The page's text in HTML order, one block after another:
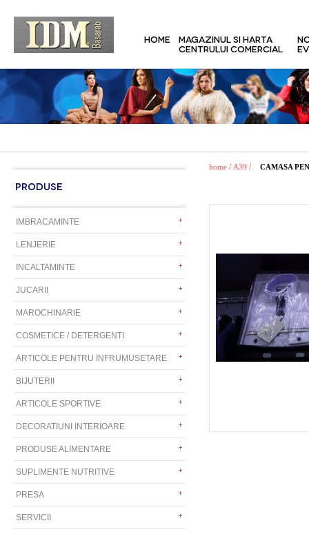
HOME
MAGAZINUL SI HARTA
CENTRULUI COMERCIAL
PRODUSE
IMBRACAMINTE
LENJERIE
INCALTAMINTE
JUCARII
MAROCHINARIE
COSMETICE / DETERGENTI
ARTICOLE PENTRU INFRUMUSETARE
BIJUTERII
ARTICOLE SPORTIVE
DECORATIUNI INTERIOARE
PRODUSE ALIMENTARE
SUPLIMENTE NUTRITIVE
PRESA
SERVICII
home / A39 / CAMASA